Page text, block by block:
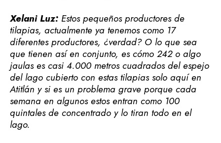
Xelani Luz: Estos pequeños productores de
tilapias, actualmente ya tenemos como 17
diferentes productores, ¿verdad? O lo que sea
que tienen así en conjunto, es cómo 242 o algo
jaulas es casi 4.000 metros cuadrados del espejo
del lago cubierto con estas tilapias solo aquí en
Atitlán y si es un problema grave porque cada
semana en algunos estos entran como 100
quintales de concentrado y lo tiran todo en el
lago.